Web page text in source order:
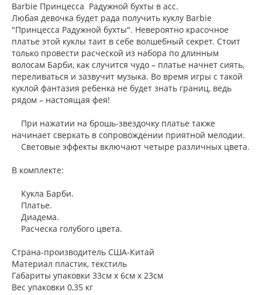
Barbie Принцесса Радужной бухты в асс.
Любая девочка будет рада получить куклу Barbie
"Принцесса Радужной бухты". Невероятно красочное
платье этой куклы таит в себе волшебный секрет. Стоит
только провести расческой из набора по длинным
волосам Барби, как случится чудо – платье начнет сиять,
переливаться и зазвучит музыка. Во время игры с такой
куклой фантазия ребенка не будет знать границ, ведь
рядом – настоящая фея!
При нажатии на брошь-звездочку платье также
начинает сверкать в сопровождении приятной мелодии.
Световые эффекты включают четыре различных цвета.
В комплекте:
Кукла Барби.
Платье.
Диадема.
Расческа голубого цвета.
Страна-производитель США-Китай
Материал пластик, текстиль
Габариты упаковки 33см x 6см x 23см
Вес упаковки 0,35 кг